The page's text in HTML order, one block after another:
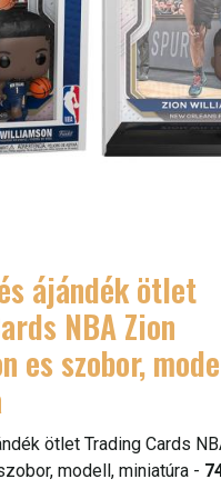
ájándék ötlet
NBA Zion
es szobor,
ötlet Trading Cards
modell, miniatúra -